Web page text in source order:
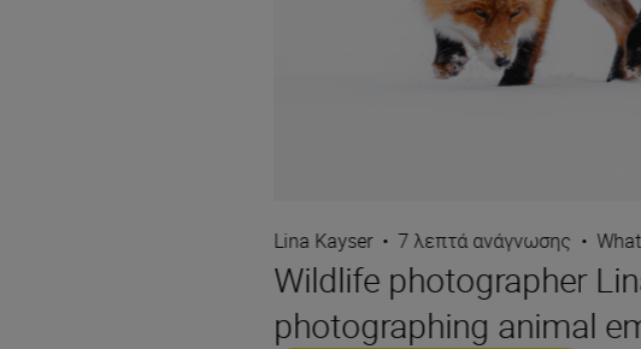
Lina Kayser • 7 λεπτά ανάγνωσης •
Wildlife photographer
photographing animal